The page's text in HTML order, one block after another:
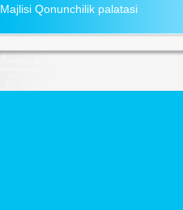
Majlisi Qonunchilik palatasi